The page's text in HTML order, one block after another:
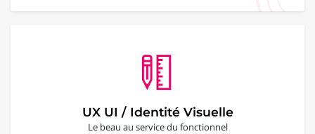
UX UI / Identité Visuelle
Le beau au service du fonctionnel